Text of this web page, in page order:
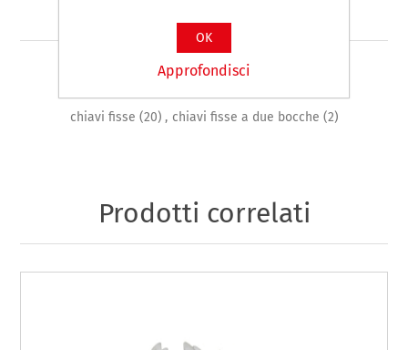
chiavi fisse (20) , chiavi fisse a due bocche (2)
Prodotti correlati
OK
Approfondisci